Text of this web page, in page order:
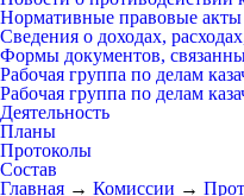
Нормативные правовые акты
Сведения о доходах,
Формы документов,
Рабочая группа по делам
Рабочая группа по делам
Деятельность
Планы
Протоколы
Состав
Главная → Комиссии →